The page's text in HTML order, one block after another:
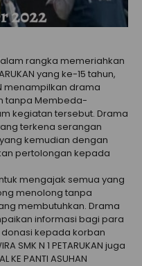
rangka memeriahkan
yang ke-15 tahun,
menampilkan drama
tanpa Membeda-
kegiatan tersebut. Drama
terkena serangan
kemudian dengan
pertolongan kepada
mengajak semua yang
menolong tanpa
membutuhkan. Drama
informasi bagi para
kepada korban
SMK N 1 PETARUKAN juga
PANTI ASUHAN